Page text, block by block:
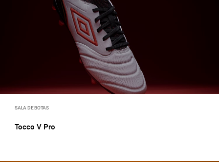
SALA DE BOTAS
Tocco V Pro